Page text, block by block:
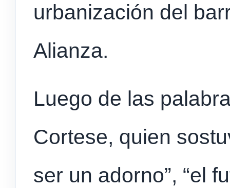
urbanización del
Alianza.
Luego de las
Cortese, quien
ser un adorno”, “el